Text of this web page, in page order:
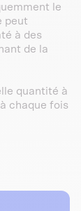
le
peut
à des
de la
quantité à
à chaque fois